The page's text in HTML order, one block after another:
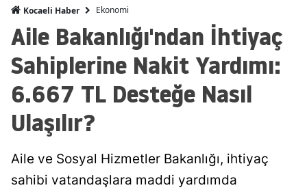
Amasya
Ankara
Antalya
Balıkesir
Kocaeli Haber Ekonomi
Aile Bakanlığı'ndan İhtiyaç
Sahiplerine Nakit Yardımı:
6.667 TL Desteğe Nasıl
Ulaşılır?
Aile ve Sosyal Hizmetler Bakanlığı, ihtiyaç
sahibi vatandaşlara maddi yardımda